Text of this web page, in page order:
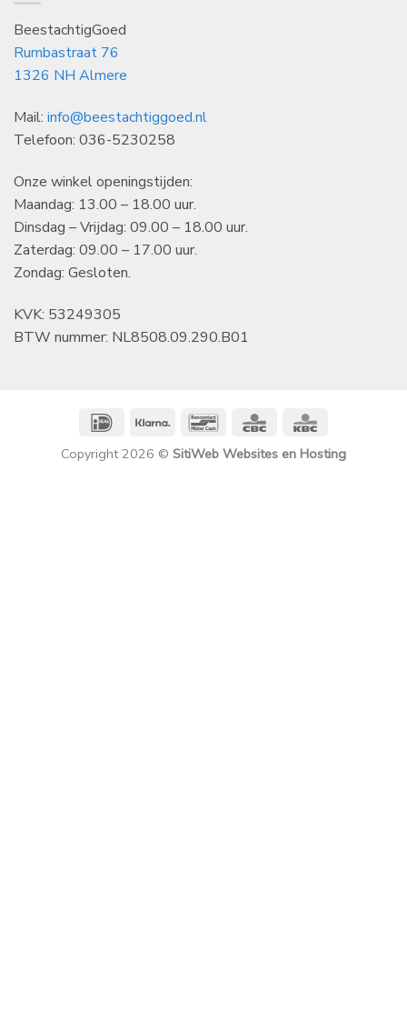
BeestachtigGoed
Rumbastraat 76
1326 NH Almere
Mail: info@beestachtiggoed.nl
Telefoon: 036-5230258
Onze winkel openingstijden:
Maandag: 13.00 – 18.00 uur.
Dinsdag – Vrijdag: 09.00 – 18.00 uur.
Zaterdag: 09.00 – 17.00 uur.
Zondag: Gesloten.
KVK: 53249305
BTW nummer: NL8508.09.290.B01
IDeal Klarna BancontactCBC
Copyright 2026 © SitiWeb Websites en Hosting